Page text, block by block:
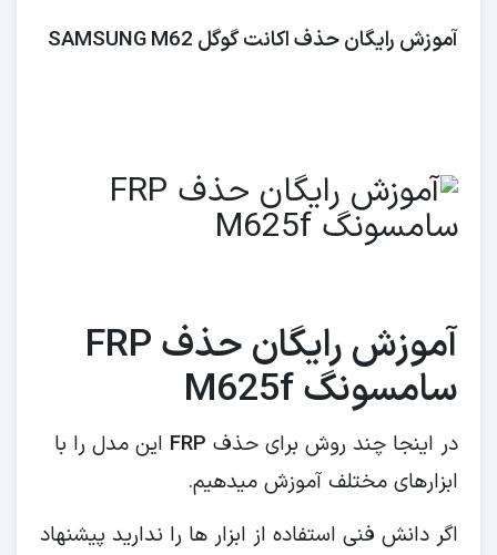
آموزش رایگان حذف اکانت گوگل SAMSUNG M62
آموزش رایگان حذف FRP
سامسونگ M625f
در اینجا چند روش برای حذف FRP این مدل را با
ابزارهای مختلف آموزش میدهیم.
اگر دانش فنی استفاده از ابزار ها را ندارید پیشنهاد